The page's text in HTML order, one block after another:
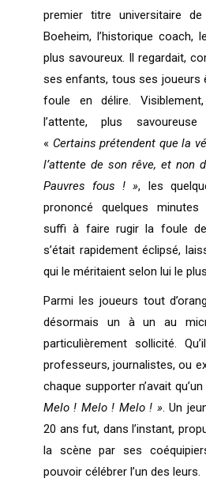
premier titre universitaire
Boeheim, l’historique coach,
plus savoureux. Il regardait,
ses enfants, tous ses joueurs
foule en délire.
l’attente, plus
« Certains prétendent que la
l’attente de son rêve, et non
Pauvres fous ! », les
prononcé quelques minutes
suffi à faire rugir la foule
s’était rapidement éclipsé,
qui le méritaient selon lui le
Parmi les joueurs tout
désormais un à un au
particulièrement sollicité.
professeurs, journalistes, ou
chaque supporter n’avait
Melo ! Melo ! Melo ! ». Un
20 ans fut, dans l’instant,
la scène par ses
pouvoir célébrer l’un des leurs.